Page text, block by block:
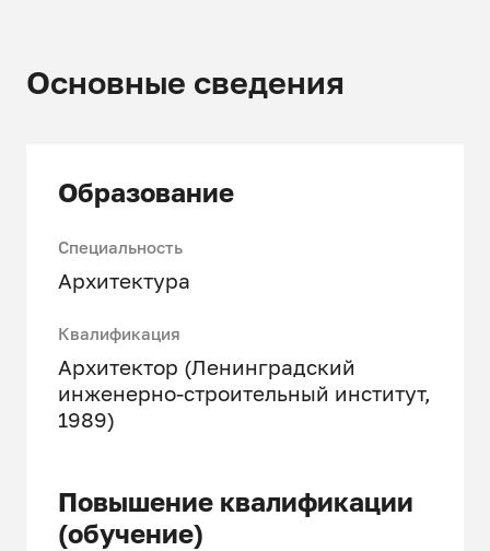
Основные сведения
Образование
Специальность
Архитектура
Квалификация
Архитектор (Ленинградский
инженерно-строительный институт,
1989)
Повышение квалификации
(обучение)